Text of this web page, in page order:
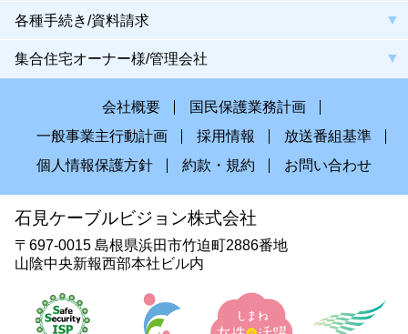
各種手続き/資料請求
集合住宅オーナー様/管理会社
会社概要
国民保護業務計画
一般事業主行動計画
採用情報
放送番組基準
個人情報保護方針
約款・規約 お問い合わせ
石見ケーブルビジョン株式会社
〒697-0015 島根県浜田市竹迫町2886番地
山陰中央新報西部本社ビル内